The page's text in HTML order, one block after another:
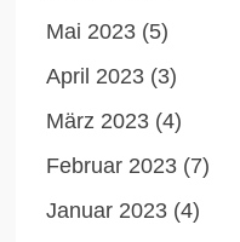
Mai 2023 (5)
April 2023 (3)
März 2023 (4)
Februar 2023 (7)
Januar 2023 (4)